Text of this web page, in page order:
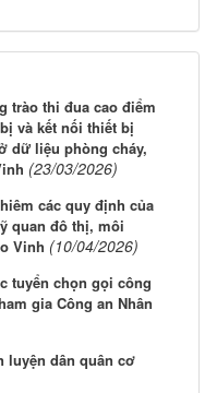
trào thi đua cao điểm
và kết nối thiết bị
dữ liệu phòng cháy,
(23/03/2026)
các quy định của
quan đô thị, môi
Vinh (10/04/2026)
tuyển chọn gọi công
gia Công an Nhân
luyện dân quân cơ